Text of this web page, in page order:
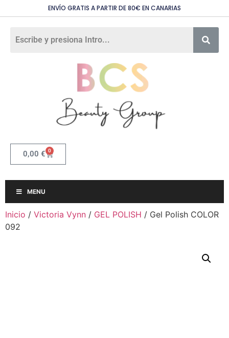
ENVÍO GRATIS A PARTIR DE 80€ EN CANARIAS
0,00 € 0
MENU
Inicio / Victoria Vynn / GEL POLISH / Gel Polish COLOR
092